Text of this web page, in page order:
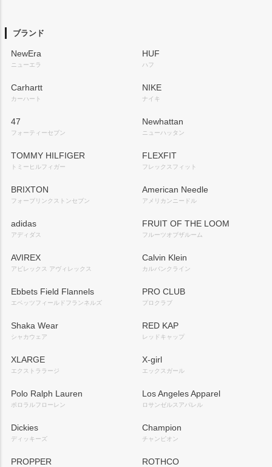
ブランド
NewEra
ニューエラ
HUF
ハフ
Carhartt
カーハート
NIKE
ナイキ
47
フォーティーセブン
Newhattan
ニューハッタン
TOMMY HILFIGER
トミーヒルフィガー
FLEXFIT
フレックスフィット
BRIXTON
フォーブリンクストンセブン
American Needle
アメリカンニードル
adidas
アディダス
FRUIT OF THE LOOM
フルーツオブザルーム
AVIREX
アビレックス アヴィレックス
Calvin Klein
カルバンクライン
Ebbets Field Flannels
エベッツフィールドフランネルズ
PRO CLUB
プロクラブ
Shaka Wear
シャカウェア
RED KAP
レッドキャップ
XLARGE
エクストララージ
X-girl
エックスガール
Polo Ralph Lauren
ポロラルフローレン
Los Angeles Apparel
ロサンゼルスアパレル
Dickies
ディッキーズ
Champion
チャンピオン
PROPPER ROTHCO